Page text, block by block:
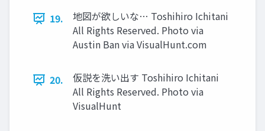
19.
地図が欲しいな… Toshihiro Ichitani
All Rights Reserved. Photo via
Austin Ban via VisualHunt.com
20.
仮説を洗い出す Toshihiro Ichitani
All Rights Reserved. Photo via
VisualHunt